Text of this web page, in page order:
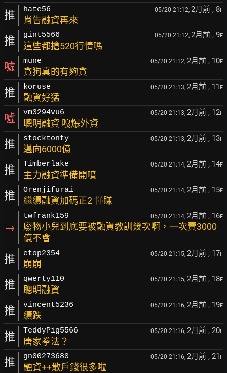
推 hate56 05/20 21:12, 2月前 , 8F
肖告融資再來
推 gint5566 05/20 21:12, 2月前 , 9F
這些都搶520行情嗎
噓 mune 05/20 21:12, 2月前 , 10F
貪狗真的有夠貪
推 koruse 05/20 21:13, 2月前 , 11 F
融資好猛
噓 vm3294vu6 05/20 21:13, 2月前 , 12F
聰明融資 嘎爆外資
推 stocktonty 05/20 21:13, 2月前 , 13F
邁向6000億
推 Timberlake 05/20 21:14, 2月前 , 14F
主力融資準備開噴
推 Orenjifurai 05/20 21:14, 2月前 , 15F
繼續融資加碼正2 懂賺
→
twfrank159 05/20 21:14, 2月前 , 16F
廢物小兒到底要被融資教訓幾次啊，一次賣3000
億不會
推 etop2354 05/20 21:15, 2月前 , 17F
崩崩
推 qwerty110 05/20 21:15, 2月前 , 18F
聰明融資
推 vincent5236 05/20 21:16, 2月前 , 19F
續跌
推 TeddyPig5566 05/20 21:16, 2月前 , 20F
唐家拳法？
推 gn00273680 05/20 21:16, 2月前 , 21 F
融資++散戶錢很多啦